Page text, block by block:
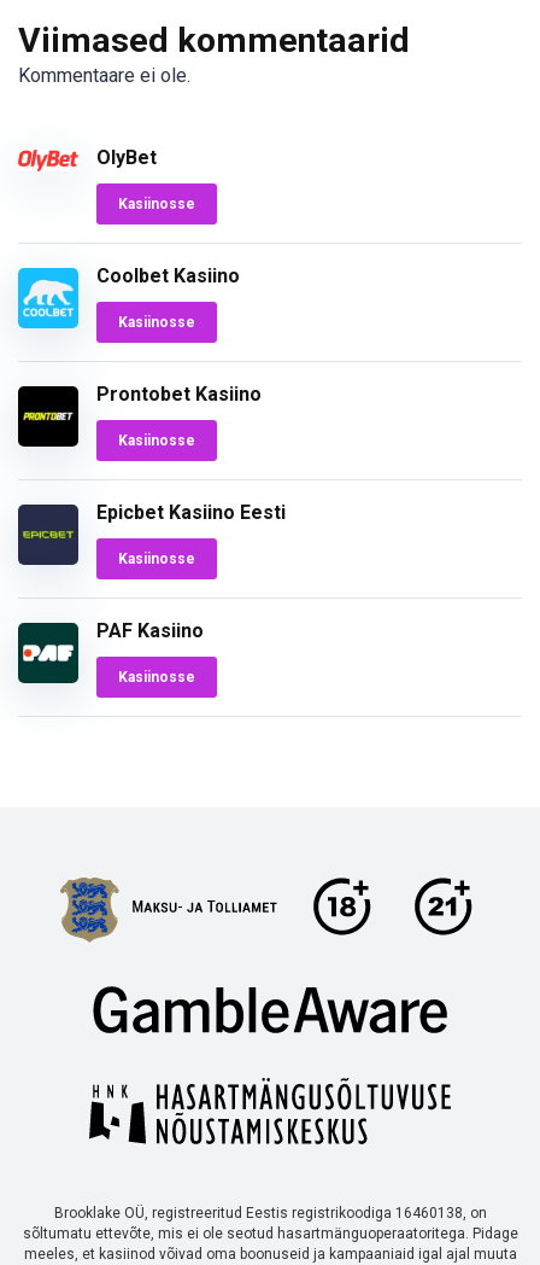
Viimased kommentaarid
Kommentaare ei ole.
OlyBet
Kasiinosse
Coolbet Kasiino
Kasiinosse
Prontobet Kasiino
Kasiinosse
Epicbet Kasiino Eesti
Kasiinosse
PAF Kasiino
Kasiinosse
Brooklake OÜ, registreeritud Eestis registrikoodiga 16460138, on
sõltumatu ettevõte, mis ei ole seotud hasartmänguoperaatoritega. Pidage
meeles, et kasiinod võivad oma boonuseid ja kampaaniaid igal ajal muuta